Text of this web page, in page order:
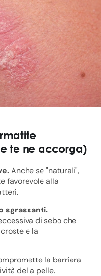
te ne accorga)
Anche se "naturali",
favorevole alla
sgrassanti.
di sebo che
e la
la barriera
della pelle.